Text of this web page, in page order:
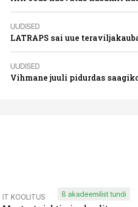
UUDISED
LATRAPS sai uue
UUDISED
Vihmane juuli pidurdas
IT KOOLITUS 8 akadeemilist tundi